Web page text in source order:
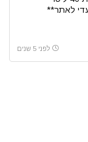
לפני 5 שנים